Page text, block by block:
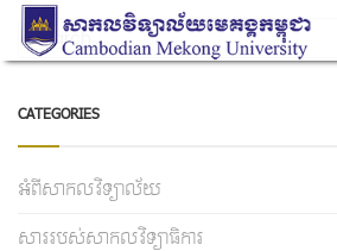
CATEGORIES
អំពីសាកលវិទ្យាល័យ
សាររបស់សាកលវិទ្យាធិការ